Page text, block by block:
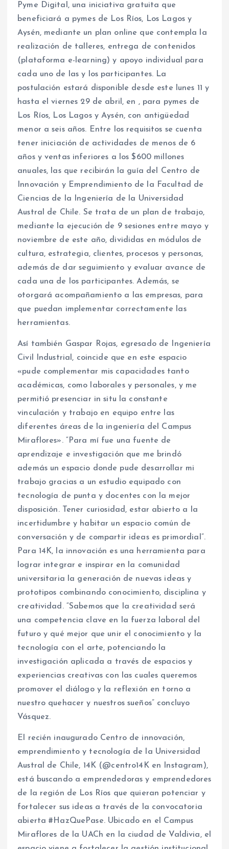
Pyme Digital, una iniciativa gratuita que
beneficiará a pymes de Los Ríos, Los Lagos y
Aysén, mediante un plan online que contempla la
realización de talleres, entrega de contenidos
(plataforma e-learning) y apoyo individual para
cada uno de las y los participantes. La
postulación estará disponible desde este lunes 11 y
hasta el viernes 29 de abril, en , para pymes de
Los Ríos, Los Lagos y Aysén, con antigüedad
menor a seis años. Entre los requisitos se cuenta
tener iniciación de actividades de menos de 6
años y ventas inferiores a los $600 millones
anuales, las que recibirán la guía del Centro de
Innovación y Emprendimiento de la Facultad de
Ciencias de la Ingeniería de la Universidad
Austral de Chile. Se trata de un plan de trabajo,
mediante la ejecución de 9 sesiones entre mayo y
noviembre de este año, divididas en módulos de
cultura, estrategia, clientes, procesos y personas,
además de dar seguimiento y evaluar avance de
cada una de los participantes. Además, se
otorgará acompañamiento a las empresas, para
que puedan implementar correctamente las
herramientas.
Así también Gaspar Rojas, egresado de Ingeniería
Civil Industrial, coincide que en este espacio
«pude complementar mis capacidades tanto
académicas, como laborales y personales, y me
permitió presenciar in situ la constante
vinculación y trabajo en equipo entre las
diferentes áreas de la ingeniería del Campus
Miraflores». “Para mí fue una fuente de
aprendizaje e investigación que me brindó
además un espacio donde pude desarrollar mi
trabajo gracias a un estudio equipado con
tecnología de punta y docentes con la mejor
disposición. Tener curiosidad, estar abierto a la
incertidumbre y habitar un espacio común de
conversación y de compartir ideas es primordial”.
Para 14K, la innovación es una herramienta para
lograr integrar e inspirar en la comunidad
universitaria la generación de nuevas ideas y
prototipos combinando conocimiento, disciplina y
creatividad. “Sabemos que la creatividad será
una competencia clave en la fuerza laboral del
futuro y qué mejor que unir el conocimiento y la
tecnología con el arte, potenciando la
investigación aplicada a través de espacios y
experiencias creativas con las cuales queremos
promover el diálogo y la reflexión en torno a
nuestro quehacer y nuestros sueños” concluyo
Vásquez.
El recién inaugurado Centro de innovación,
emprendimiento y tecnología de la Universidad
Austral de Chile, 14K (@centro14K en Instagram),
está buscando a emprendedoras y emprendedores
de la región de Los Ríos que quieran potenciar y
fortalecer sus ideas a través de la convocatoria
abierta #HazQuePase. Ubicado en el Campus
Miraflores de la UACh en la ciudad de Valdivia, el